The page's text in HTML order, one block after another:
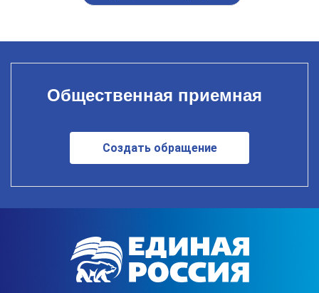
Общественная приемная
Создать обращение